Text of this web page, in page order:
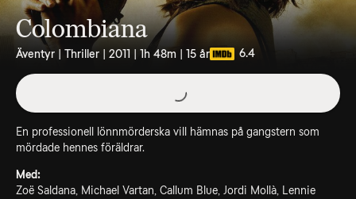
Colombiana
Äventyr | Thriller | 2011 | 1h 48m | 15 år 6.4
En professionell lönnmörderska vill hämnas på gangstern som
mördade hennes föräldrar.
Med:
Zoë Saldana, Michael Vartan, Callum Blue, Jordi Mollà, Lennie